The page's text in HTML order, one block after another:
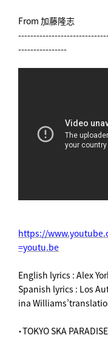
From 加藤隆志
----------------
https://
=youtu.be
English lyrics : Alex
Spanish lyrics : Los
ina
・TOKYO SKA